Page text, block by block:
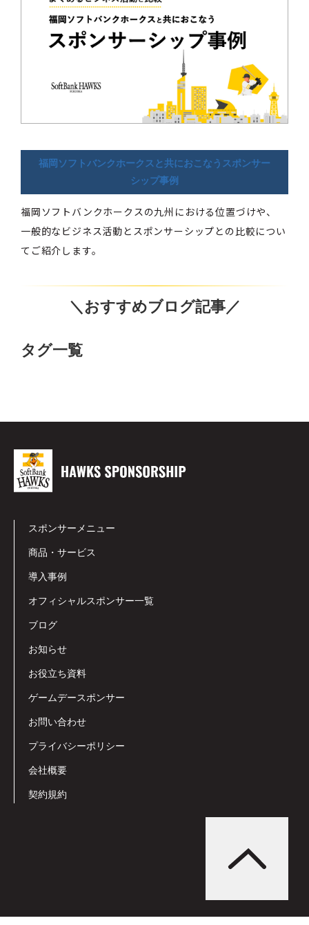
福岡ソフトバンクホークスと共におこなうスポンサー
シップ事例
福岡ソフトバンクホークスの九州における位置づけや、
一般的なビジネス活動とスポンサーシップとの比較につい
てご紹介します。
＼おすすめブログ記事／
タグ一覧
スポンサーメニュー
商品・サービス
導入事例
オフィシャルスポンサー一覧
ブログ
お知らせ
お役立ち資料
ゲームデースポンサー
お問い合わせ
プライバシーポリシー
会社概要
契約規約